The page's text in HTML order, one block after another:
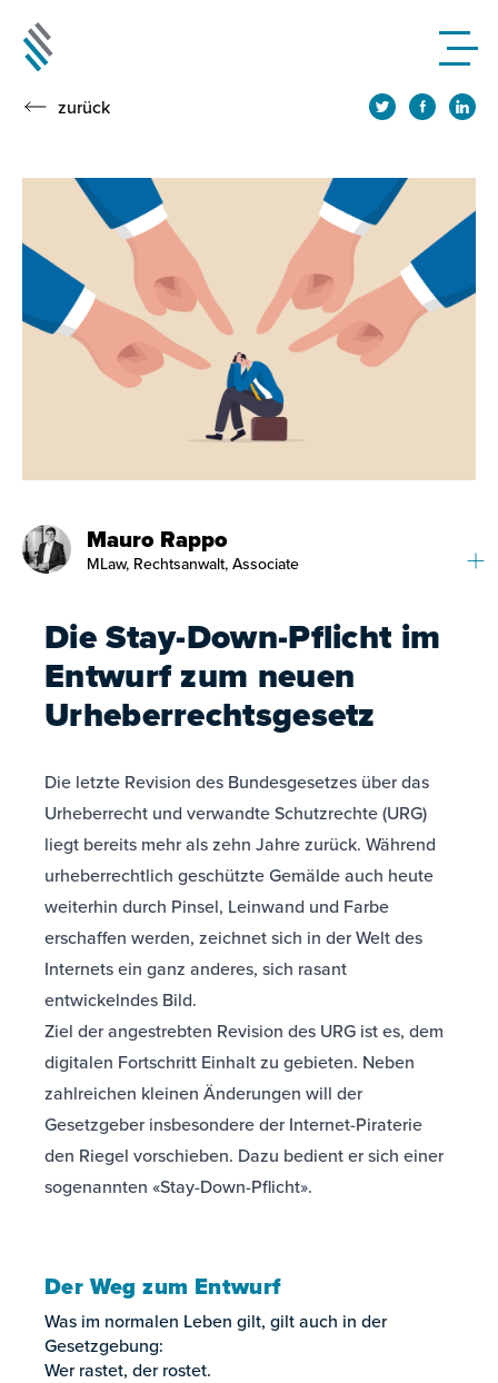
zurück
Mauro Rappo
MLaw, Rechtsanwalt, Associate
Die Stay-Down-Pflicht im
Entwurf zum neuen
Urheberrechtsgesetz
Die letzte Revision des Bundesgesetzes über das
Urheberrecht und verwandte Schutzrechte (URG)
liegt bereits mehr als zehn Jahre zurück. Während
urheberrechtlich geschützte Gemälde auch heute
weiterhin durch Pinsel, Leinwand und Farbe
erschaffen werden, zeichnet sich in der Welt des
Internets ein ganz anderes, sich rasant
entwickelndes Bild.
Ziel der angestrebten Revision des URG ist es, dem
digitalen Fortschritt Einhalt zu gebieten. Neben
zahlreichen kleinen Änderungen will der
Gesetzgeber insbesondere der Internet-Piraterie
den Riegel vorschieben. Dazu bedient er sich einer
sogenannten «Stay-Down-Pflicht».
Der Weg zum Entwurf
Was im normalen Leben gilt, gilt auch in der
Gesetzgebung:
Wer rastet, der rostet.